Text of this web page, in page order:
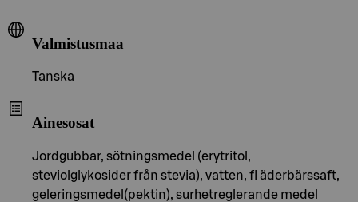
Valmistusmaa
Tanska
Ainesosat
Jordgubbar, sötningsmedel (erytritol,
steviolglykosider från stevia), vatten, fl äderbärssaft,
geleringsmedel(pektin), surhetreglerande medel